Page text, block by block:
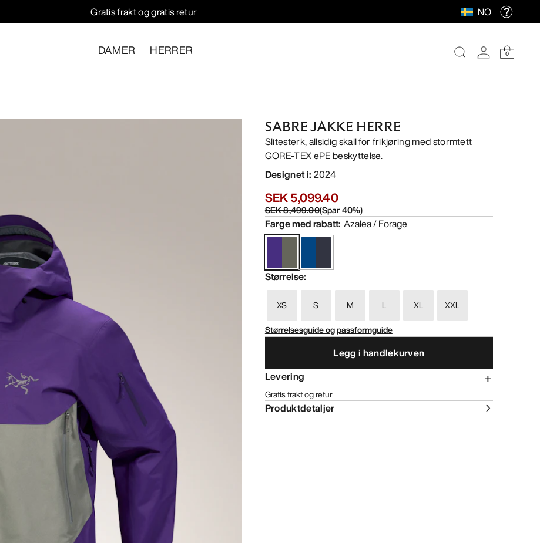
Gratis frakt og gratisretur NO
DAMER HERRER 0
SABRE JAKKE HERRE
Slitesterk, allsidig skall for frikjøring med stormtett
GORE-TEX ePE beskyttelse.
Designet i: 2024
SEK 5,099.40
SEK 8,499.00(Spar40%)
Farge med rabatt: Azalea / Forage
Størrelse:
XS S M L XL
XXL
Størrelsesguide og passformguide
Legg i handlekurven
Levering
Gratis frakt og retur
Produktdetaljer